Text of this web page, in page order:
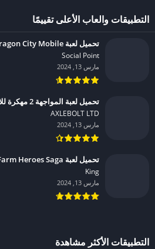
التطبيقات والعاب الأعلى تقييمًا
تحميل لعبة Dragon City Mobile مهكرة للاندرويد 2024
Social Point‏
مارس 13, 2024
تحميل لعبة المواجهة 2 مهكرة للاندرويد 2024
AXLEBOLT LTD‏
مارس 13, 2024
تحميل لعبة Farm Heroes Saga مهكرة للاندرويد 2024
King‏
مارس 13, 2024
التطبيقات الأكثر مشاهدة